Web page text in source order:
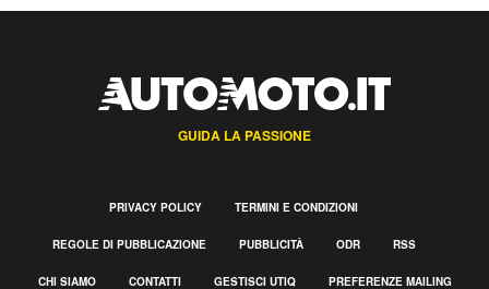
GUIDA LA PASSIONE
PRIVACY POLICY TERMINI E CONDIZIONI
REGOLE DI PUBBLICAZIONE PUBBLICITÀ ODR RSS
CHI SIAMO CONTATTI GESTISCI UTIQ PREFERENZE MAILING